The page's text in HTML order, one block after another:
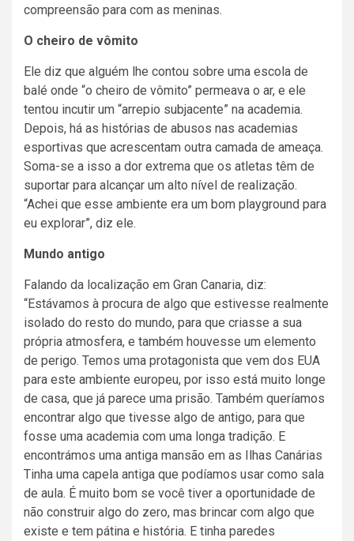
compreensão para com as meninas.
O cheiro de vômito
Ele diz que alguém lhe contou sobre uma escola de
balé onde “o cheiro de vômito” permeava o ar, e ele
tentou incutir um “arrepio subjacente” na academia.
Depois, há as histórias de abusos nas academias
esportivas que acrescentam outra camada de ameaça.
Soma-se a isso a dor extrema que os atletas têm de
suportar para alcançar um alto nível de realização.
“Achei que esse ambiente era um bom playground para
eu explorar”, diz ele.
Mundo antigo
Falando da localização em Gran Canaria, diz:
“Estávamos à procura de algo que estivesse realmente
isolado do resto do mundo, para que criasse a sua
própria atmosfera, e também houvesse um elemento
de perigo. Temos uma protagonista que vem dos EUA
para este ambiente europeu, por isso está muito longe
de casa, que já parece uma prisão. Também queríamos
encontrar algo que tivesse algo de antigo, para que
fosse uma academia com uma longa tradição. E
encontrámos uma antiga mansão em as Ilhas Canárias
Tinha uma capela antiga que podíamos usar como sala
de aula. É muito bom se você tiver a oportunidade de
não construir algo do zero, mas brincar com algo que
existe e tem pátina e história. E tinha paredes